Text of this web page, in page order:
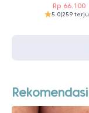
Rp 66.100
5.0|259
Rekomendasi